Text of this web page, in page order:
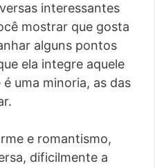
interessantes
mostrar que gosta
alguns pontos
ela integre aquele
uma minoria, as das
e romantismo,
dificilmente a